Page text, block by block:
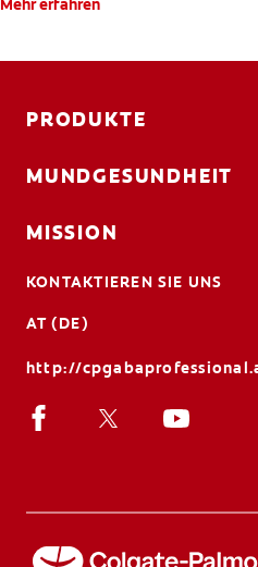
Mehr erfahren
PRODUKTE
MUNDGESUNDHEIT
MISSION
KONTAKTIEREN SIE UNS
AT (DE)
http://